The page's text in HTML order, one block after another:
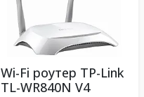
Wi-Fi роутер TP-Link
TL-WR840N V4